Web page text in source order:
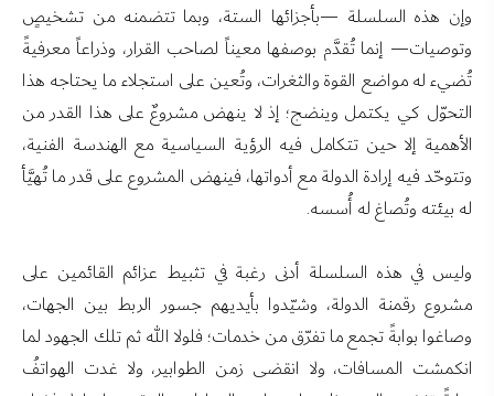
وإن هذه السلسلة —بأجزائها الستة، وبما تتضمنه من تشخيصٍ
وتوصيات— إنما تُقدَّم بوصفها معيناً لصاحب القرار، وذراعاً معرفيةً
تُضيء له مواضع القوة والثغرات، وتُعين على استجلاء ما يحتاجه هذا
التحوّل كي يكتمل وينضج؛ إذ لا ينهض مشروعٌ على هذا القدر من
الأهمية إلا حين تتكامل فيه الرؤية السياسية مع الهندسة الفنية،
وتتوحّد فيه إرادة الدولة مع أدواتها، فينهض المشروع على قدر ما تُهيَّأ
له بيئته وتُصاغ له أُسسه.
وليس في هذه السلسلة أدنى رغبة في تثبيط عزائم القائمين على
مشروع رقمنة الدولة، وشيّدوا بأيديهم جسور الربط بين الجهات،
وصاغوا بوابةً تجمع ما تفرّق من خدمات؛ فلولا الله ثم تلك الجهود لما
انكمشت المسافات، ولا انقضى زمن الطوابير، ولا غدت الهواتفُ